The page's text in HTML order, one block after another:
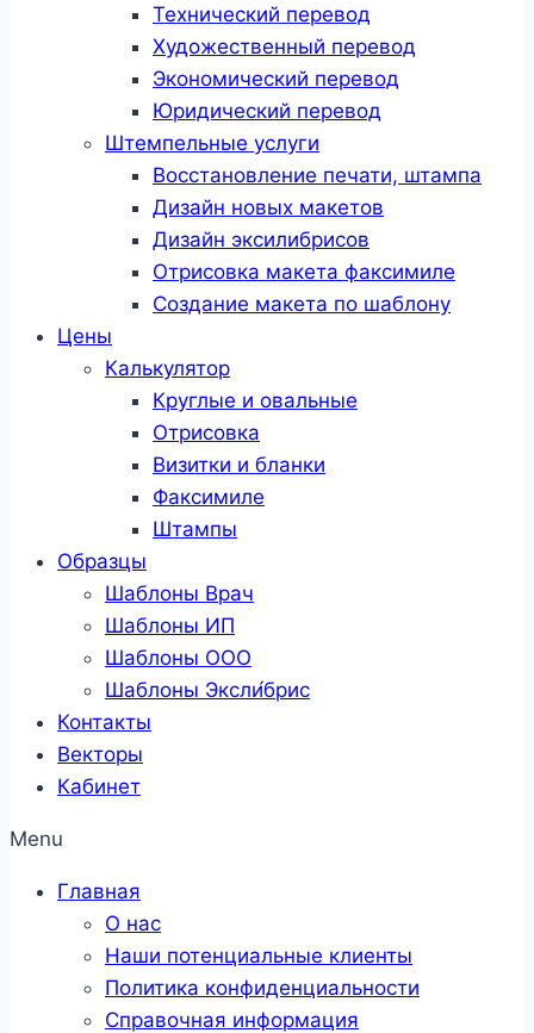
Технический перевод
Художественный перевод
Экономический перевод
Юридический перевод
Штемпельные услуги
Восстановление печати, штампа
Дизайн новых макетов
Дизайн эксилибрисов
Отрисовка макета факсимиле
Создание макета по шаблону
Цены
Калькулятор
Круглые и овальные
Отрисовка
Визитки и бланки
Факсимиле
Штампы
Образцы
Шаблоны Врач
Шаблоны ИП
Шаблоны ООО
Шаблоны Эксли́брис
Контакты
Векторы
Кабинет
Menu
Главная
О нас
Наши потенциальные клиенты
Политика конфиденциальности
Справочная информация